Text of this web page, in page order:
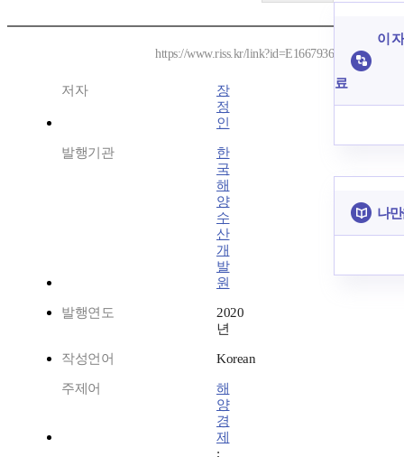
https://www.riss.kr/link?id=E1667936
저자
장
정
인
발행기관
한
국
해
양
수
산
개
발
원
발행연도
2020
년
작성언어 Korean
주제어
해
양
경
제
;
이
료
나